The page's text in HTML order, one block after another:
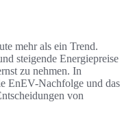
mehr als ein Trend.
steigende Energiepreise
zu nehmen. In
EnEV-Nachfolge und das
von